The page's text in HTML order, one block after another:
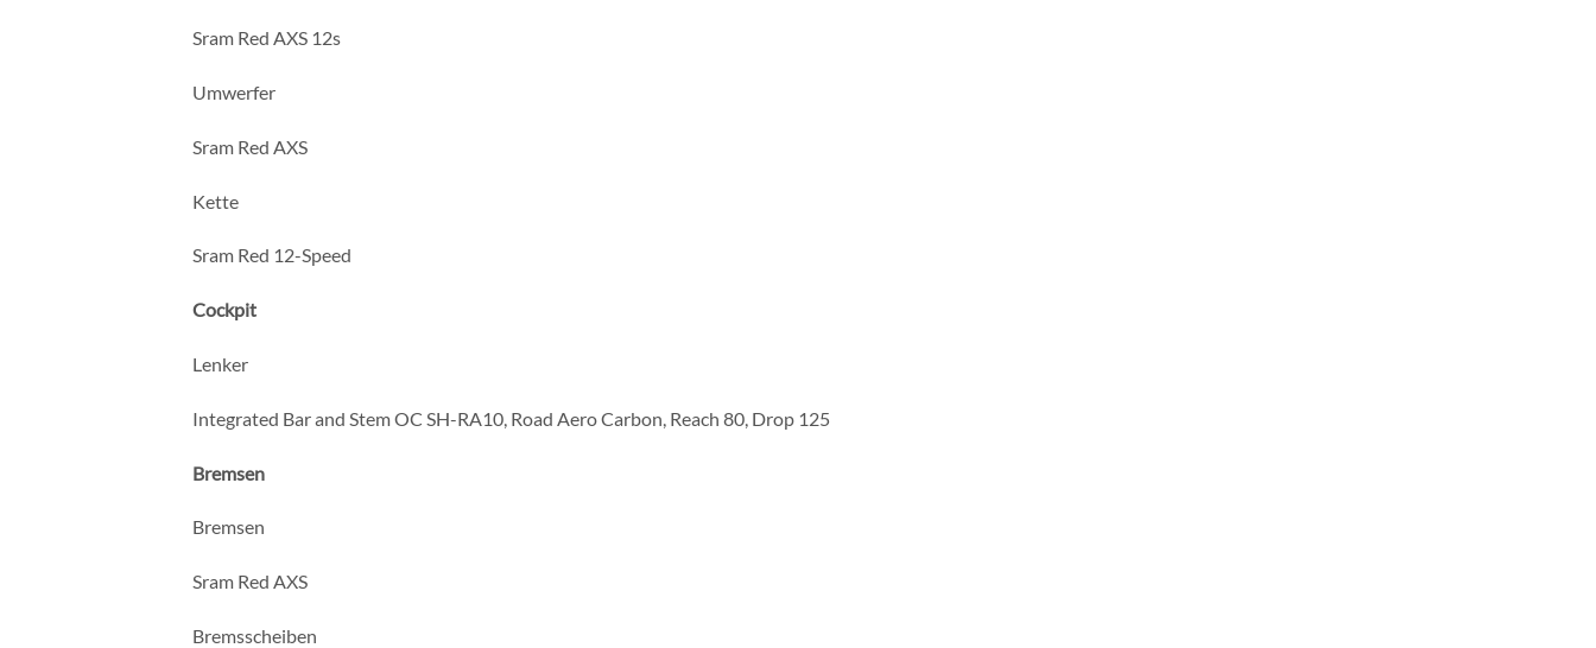
Sram Red AXS 12s
Umwerfer
Sram Red AXS
Kette
Sram Red 12-Speed
Cockpit
Lenker
Integrated Bar and Stem OC SH-RA10, Road Aero Carbon, Reach 80, Drop 125
Bremsen
Bremsen
Sram Red AXS
Bremsscheiben